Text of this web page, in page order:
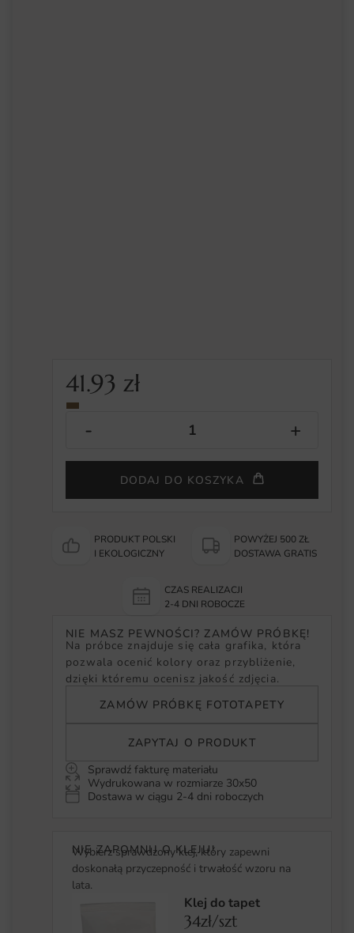
41.93zł
DODAJ DO KOSZYKA
PRODUKT POLSKI
I EKOLOGICZNY
POWYŻEJ 500 ZŁ
DOSTAWA GRATIS
CZAS REALIZACJI
2-4 DNI ROBOCZE
NIE MASZ PEWNOŚCI? ZAMÓW PRÓBKĘ!
Na próbce znajduje się cała grafika, która
pozwala ocenić kolory oraz przybliżenie,
dzięki któremu ocenisz jakość zdjęcia.
ZAMÓW PRÓBKĘ FOTOTAPETY
ZAPYTAJ O PRODUKT
Sprawdź fakturę materiału
Wydrukowana w rozmiarze 30x50
Dostawa w ciągu 2-4 dni roboczych
NIE ZAPOMNIJ O KLEJU!
Wybierz sprawdzony klej, który zapewni
doskonałą przyczepność i trwałość wzoru na
lata.
Klej do tapet
34zł/szt